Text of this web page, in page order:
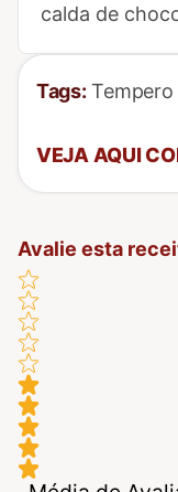
calda de
Tags: Tempero
VEJA AQUI
Avalie esta